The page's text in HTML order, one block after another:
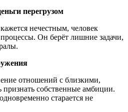
перегрузом
нечестным, человек
Он берёт лишние задачи,
отношений с близкими,
признать собственные амбиции.
старается не